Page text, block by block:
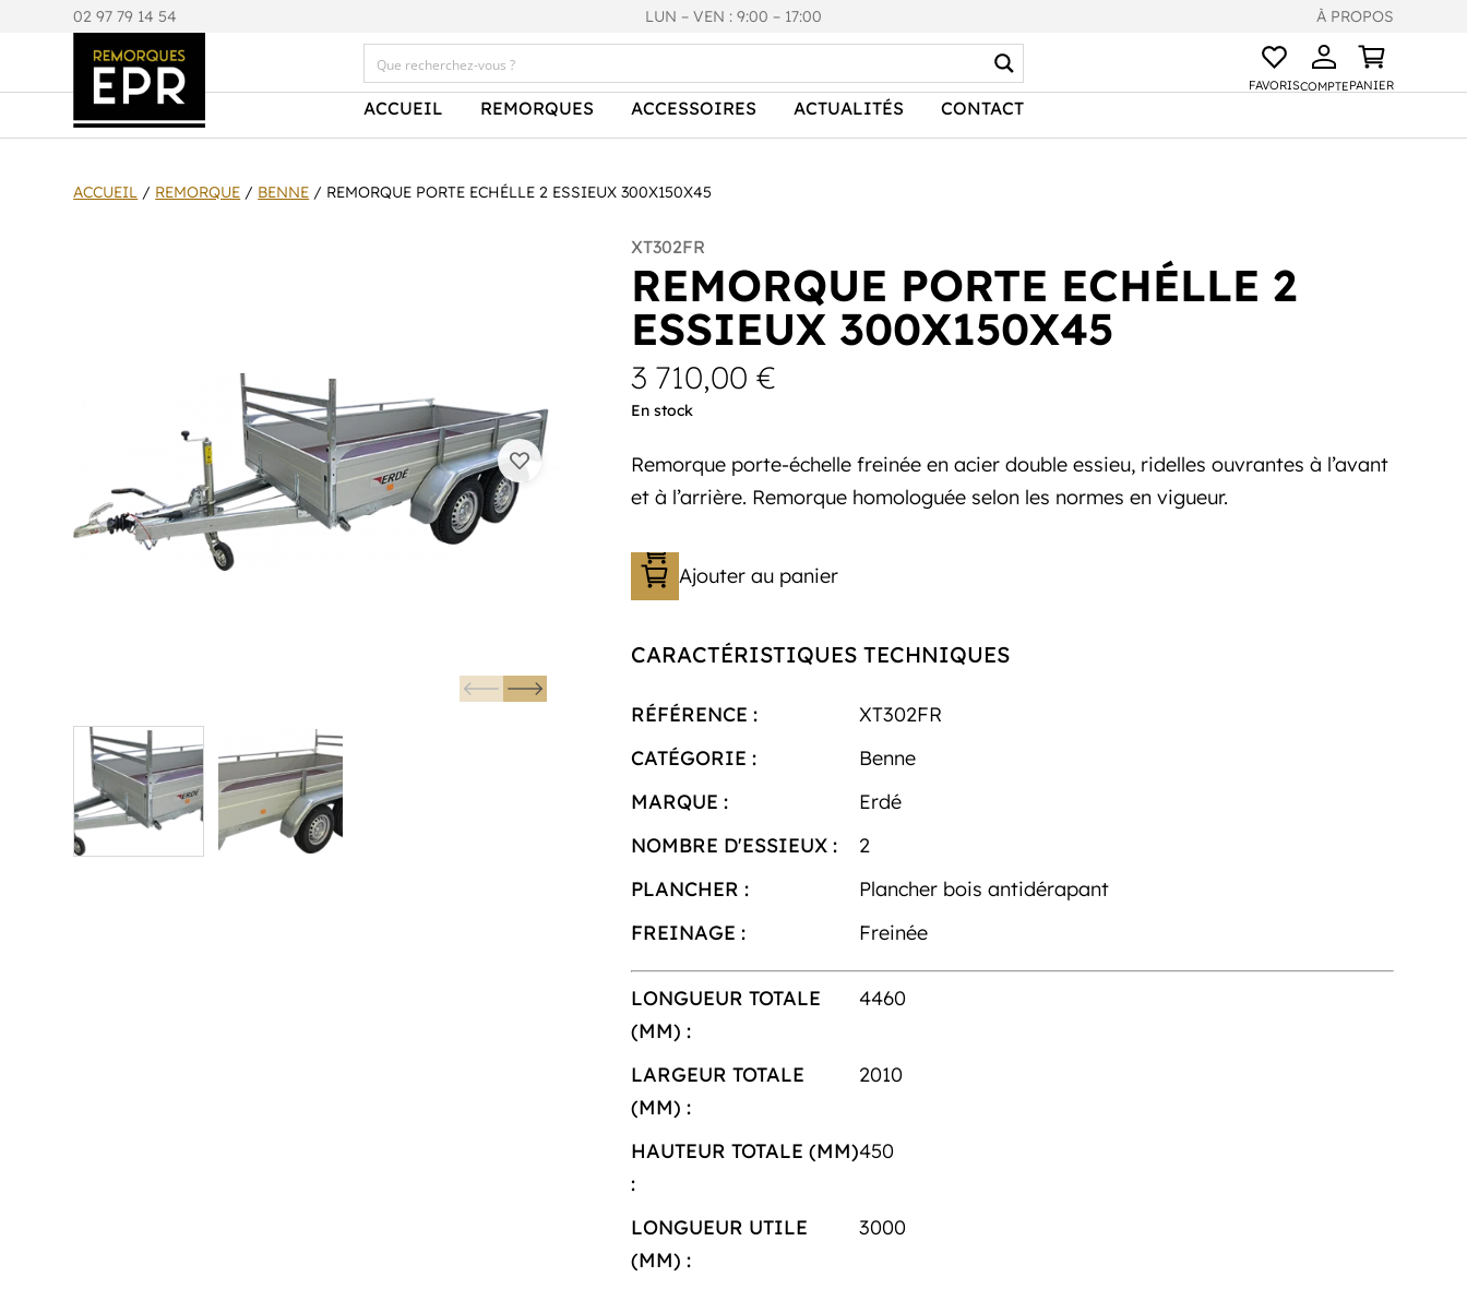
02 97 79 14 54 LUN – VEN : 9:00 – 17:00 À PROPOS
ACCUEIL REMORQUES ACCESSOIRES ACTUALITÉS CONTACT
FAVORISCOMPTEPANIER
ACCUEIL / REMORQUE / BENNE / REMORQUE PORTE ECHÉLLE 2 ESSIEUX 300X150X45
XT302FR
REMORQUE PORTE ECHÉLLE 2
ESSIEUX 300X150X45
3 710,00 €
En stock
Remorque porte-échelle freinée en acier double essieu, ridelles ouvrantes à l’avant
et à l’arrière. Remorque homologuée selon les normes en vigueur.
Ajouter au panier
CARACTÉRISTIQUES TECHNIQUES
RÉFÉRENCE :
XT302FR
CATÉGORIE :
Benne
MARQUE :
Erdé
NOMBRE D'ESSIEUX :
2
PLANCHER :
Plancher bois antidérapant
FREINAGE :
Freinée
LONGUEUR TOTALE
(MM) :
4460
LARGEUR TOTALE
(MM) :
2010
HAUTEUR TOTALE (MM)
:
450
LONGUEUR UTILE
(MM) :
3000